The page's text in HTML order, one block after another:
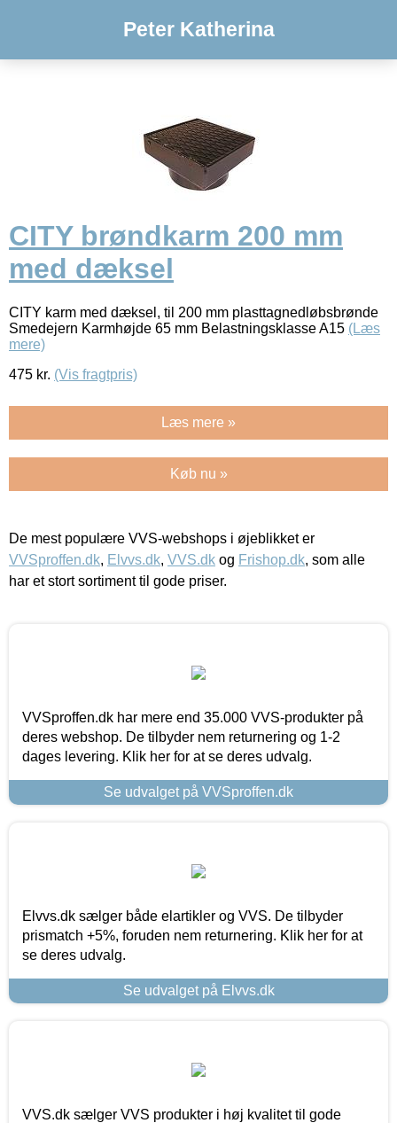
Peter Katherina
CITY brøndkarm 200 mm
med dæksel
CITY karm med dæksel, til 200 mm plasttagnedløbsbrønde
Smedejern Karmhøjde 65 mm Belastningsklasse A15 (Læs
mere)
475 kr. (Vis fragtpris)
Læs mere »
Køb nu »
De mest populære VVS-webshops i øjeblikket er
VVSproffen.dk, Elvvs.dk, VVS.dk og Frishop.dk, som alle
har et stort sortiment til gode priser.
VVSproffen.dk har mere end 35.000 VVS-produkter på
deres webshop. De tilbyder nem returnering og 1-2
dages levering. Klik her for at se deres udvalg.
Se udvalget på VVSproffen.dk
Elvvs.dk sælger både elartikler og VVS. De tilbyder
prismatch +5%, foruden nem returnering. Klik her for at
se deres udvalg.
Se udvalget på Elvvs.dk
VVS.dk sælger VVS produkter i høj kvalitet til gode